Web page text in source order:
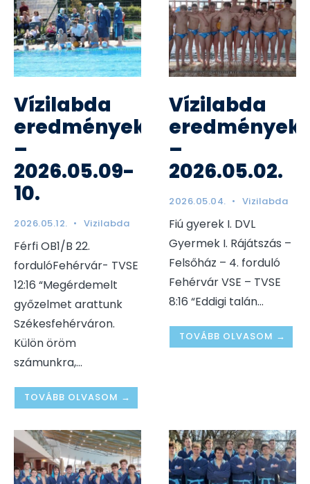
Vízilabda
eredmények
–
2026.05.09-
10.
2026.05.12. • Vizilabda
Férfi OB1/B 22.
fordulóFehérvár- TVSE
12:16 “Megérdemelt
győzelmet arattunk
Székesfehérváron.
Külön öröm
számunkra,...
TOVÁBB OLVASOM →
Vízilabda
eredmények
–
2026.05.02.
2026.05.04. • Vizilabda
Fiú gyerek I. DVL
Gyermek I. Rájátszás –
Felsőház – 4. forduló
Fehérvár VSE – TVSE
8:16 “Eddigi talán...
TOVÁBB OLVASOM →